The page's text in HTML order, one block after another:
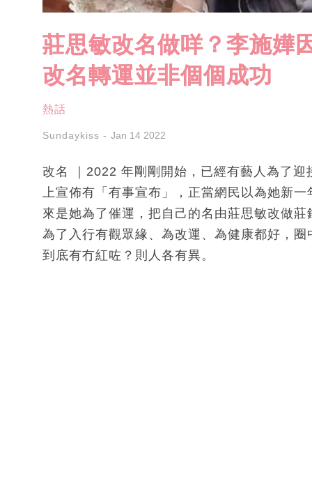
莊思敏改名做咩？李施嬅
改名轉運並非個個成功
熱話
Sundaykiss Jan 14 2022
改名 ｜2022 年剛剛開始，已經有藝人為了
上宣佈有「有事宣布」，正當網民以為她新
來是她為了催運，把自己的名由莊思敏改做
為了入行有觀眾緣、為改運、為健康都好，
到底有冇紅咗？則人各有異。